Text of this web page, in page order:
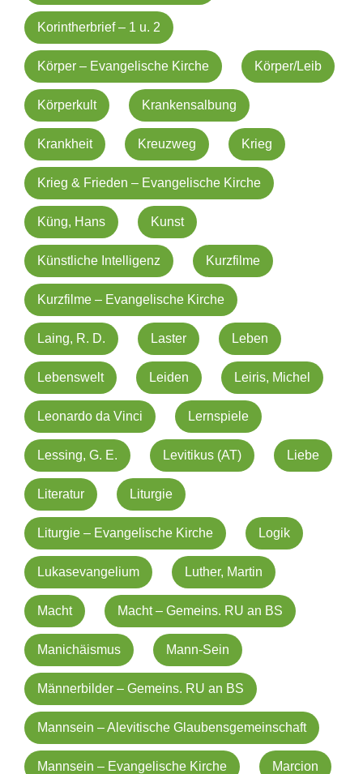
Korintherbrief – 1 u. 2
Körper – Evangelische Kirche Körper/Leib
Körperkult Krankensalbung
Krankheit Kreuzweg Krieg
Krieg & Frieden – Evangelische Kirche
Küng, Hans Kunst
Künstliche Intelligenz Kurzfilme
Kurzfilme – Evangelische Kirche
Laing, R. D. Laster Leben
Lebenswelt Leiden Leiris, Michel
Leonardo da Vinci Lernspiele
Lessing, G. E. Levitikus (AT) Liebe
Literatur Liturgie
Liturgie – Evangelische Kirche Logik
Lukasevangelium Luther, Martin
Macht Macht – Gemeins. RU an BS
Manichäismus Mann-Sein
Männerbilder – Gemeins. RU an BS
Mannsein – Alevitische Glaubensgemeinschaft
Mannsein – Evangelische Kirche Marcion